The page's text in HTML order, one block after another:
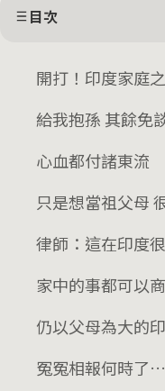
目次
開打！印度家庭
給我抱孫 其餘免
心血都付諸東流
只是想當祖父母
律師：這在印度
家中的事都可以
仍以父母為大的
冤冤相報何時了